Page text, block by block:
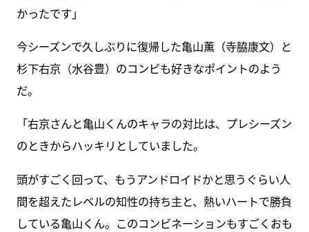
かったです」
今シーズンで久しぶりに復帰した亀山薫（寺脇康文）と
杉下右京（水谷豊）のコンビも好きなポイントのよう
だ。
「右京さんと亀山くんのキャラの対比は、プレシーズン
のときからハッキリとしていました。
頭がすごく回って、もうアンドロイドかと思うぐらい人
間を超えたレベルの知性の持ち主と、熱いハートで勝負
している亀山くん。このコンビネーションもすごくおも